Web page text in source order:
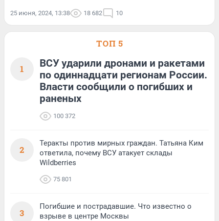
25 июня, 2024, 13:38 18 682 10
ТОП 5
1
ВСУ ударили дронами и ракетами
по одиннадцати регионам России.
Власти сообщили о погибших и
раненых
100 372
2
Теракты против мирных граждан. Татьяна Ким
ответила, почему ВСУ атакует склады
Wildberries
75 801
3
Погибшие и пострадавшие. Что известно о
взрыве в центре Москвы